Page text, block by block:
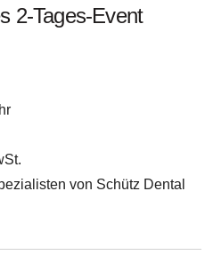
2-Tages-Event
von Schütz Dental